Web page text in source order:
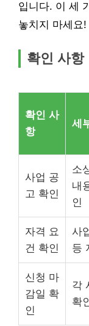
입니다. 이 세
놓치지 마세요!
확인 사항
확인 사
항
세
사업 공
고 확인
소
내
인
자격 요
건 확인
사
등
신청 마
감일 확
인
각
확